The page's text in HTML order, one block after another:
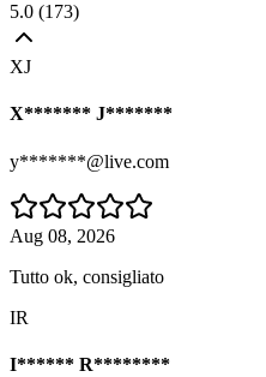
5.0 (173)
XJ
X******* J*******
y*******@live.com
Aug 08, 2026
Tutto ok, consigliato
IR
I****** R********